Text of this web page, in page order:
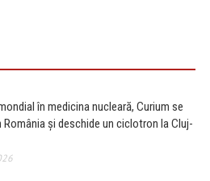
în medicina nucleară, Curium se
România și deschide un ciclotron la Cluj-